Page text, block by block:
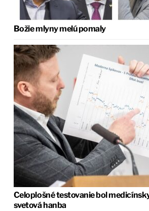
Božie mlyny melú pomaly
Celoplošné testovanie bol
svetová hanba